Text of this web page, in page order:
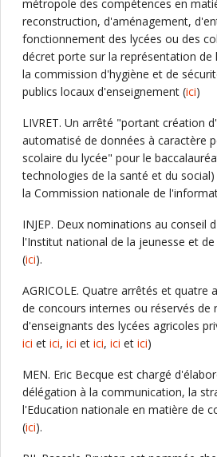
métropole des compétences en
reconstruction, d'aménagement,
fonctionnement des lycées ou des
décret porte sur la représentation de
la commission d'hygiène et de
publics locaux d'enseignement (ici)
LIVRET. Un arrêté "portant création
automatisé de données à caractère
scolaire du lycée" pour le
technologies de la santé et du social)
la Commission nationale de
INJEP. Deux nominations au conseil
l'Institut national de la jeunesse et
(ici).
AGRICOLE. Quatre arrêtés et quatre
de concours internes ou réservés de
d'enseignants des lycées agricoles
ici et ici, ici et ici, ici et ici)
MEN. Eric Becque est chargé
délégation à la communication, la
l'Education nationale en matière de
(ici).